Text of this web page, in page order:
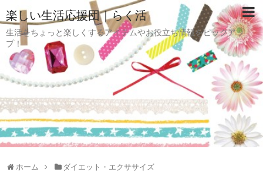
楽しい生活応援団｜らく活
生活をちょっと楽しくするアイテムやお役立ち情報をピックアッ
プ！
ホーム ダイエット・エクササイズ